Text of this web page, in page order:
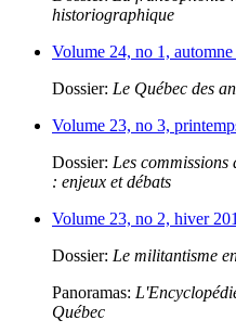
historiographique
Volume 24, no 1,
Dossier: Le Québec des
Volume 23, no 3,
Dossier: Les commissions
: enjeux et débats
Volume 23, no 2, hiver
Dossier: Le militantisme
Panoramas:
Québec